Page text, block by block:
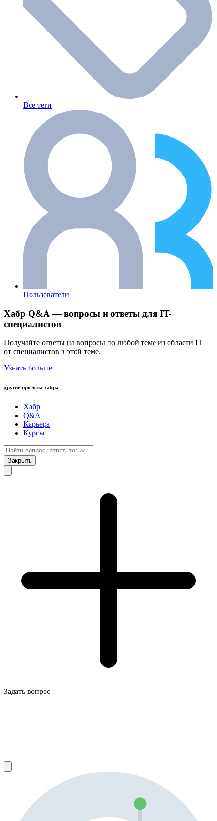
Все теги
Пользователи
Хабр Q&A — вопросы и ответы для IT-
специалистов
Получайте ответы на вопросы по любой теме из области IT
от специалистов в этой теме.
Узнать больше
другие проекты хабра
Хабр
Q&A
Карьера
Курсы
Закрыть
Задать вопрос